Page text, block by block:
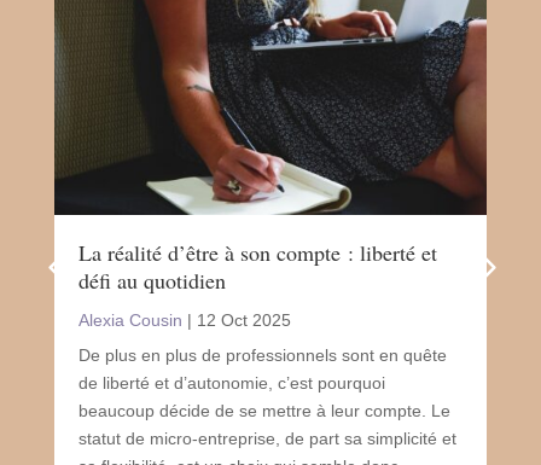
La réalité d’être à son compte : liberté et
défi au quotidien
Alexia Cousin | 12 Oct 2025
De plus en plus de professionnels sont en quête
de liberté et d’autonomie, c’est pourquoi
beaucoup décide de se mettre à leur compte. Le
statut de micro-entreprise, de part sa simplicité et